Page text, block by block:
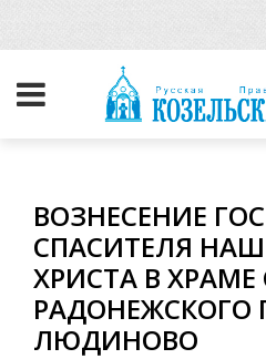
ВОЗНЕСЕНИЕ
СПАСИТЕЛЯ
ХРИСТА В ХРАМЕ
РАДОНЕЖСКОГО
ЛЮДИНОВО